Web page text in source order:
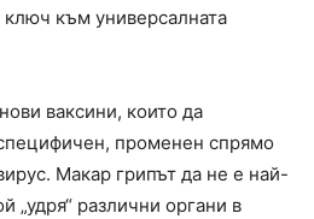
ключ към универсалната
ваксини, които да
променен спрямо
Макар грипът да не е най-
„удря“ различни органи в